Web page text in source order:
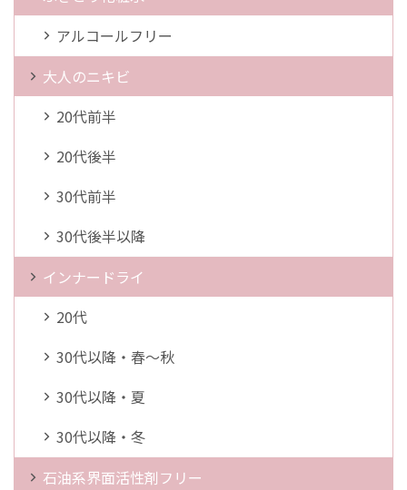
アルコールフリー
大人のニキビ
20代前半
20代後半
30代前半
30代後半以降
インナードライ
20代
30代以降・春～秋
30代以降・夏
30代以降・冬
石油系界面活性剤フリー